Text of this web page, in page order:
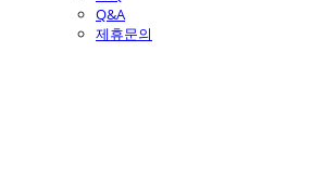
Q&A
제휴문의